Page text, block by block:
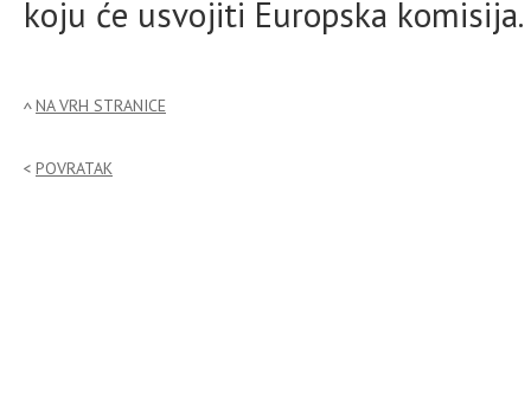
koju će usvojiti Europska komisija.
NA VRH STRANICE
POVRATAK